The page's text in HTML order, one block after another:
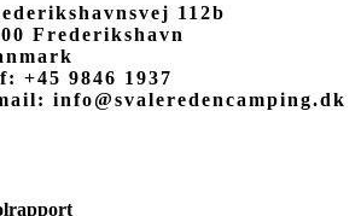
112b
Frederikshavn
+45 9846 1937
info@svaleredencamping.dk